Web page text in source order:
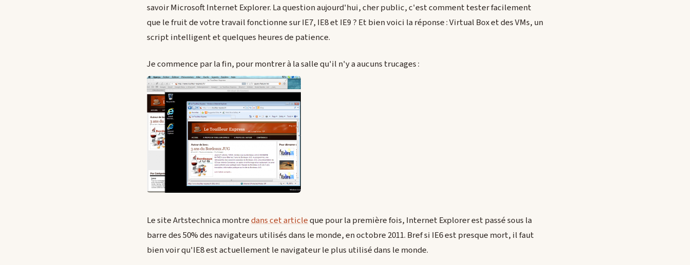
savoir Microsoft Internet Explorer. La question aujourd'hui, cher public, c'est comment tester facilement
que le fruit de votre travail fonctionne sur IE7, IE8 et IE9 ? Et bien voici la réponse : Virtual Box et des VMs, un
script intelligent et quelques heures de patience.
Je commence par la fin, pour montrer à la salle qu'il n'y a aucuns trucages :
Le site Artstechnica montredans cet articleque pour la première fois, Internet Explorer est passé sous la
barre des 50% des navigateurs utilisés dans le monde, en octobre 2011. Bref si IE6 est presque mort, il faut
bien voir qu'IE8 est actuellement le navigateur le plus utilisé dans le monde.